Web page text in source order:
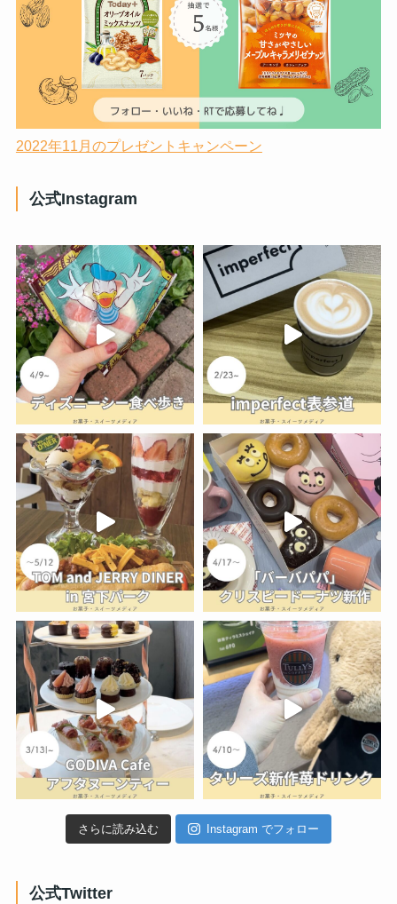
2022年11月のプレゼントキャンペーン
公式Instagram
さらに読み込む Instagram でフォロー
公式Twitter